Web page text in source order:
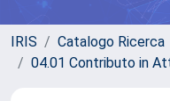
IRIS Catalogo Ricerca
04.01 Contributo in